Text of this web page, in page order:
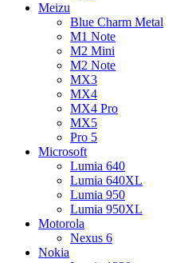
Meizu
Blue Charm Metal
M1 Note
M2 Mini
M2 Note
MX3
MX4
MX4 Pro
MX5
Pro 5
Microsoft
Lumia 640
Lumia 640XL
Lumia 950
Lumia 950XL
Motorola
Nexus 6
Nokia